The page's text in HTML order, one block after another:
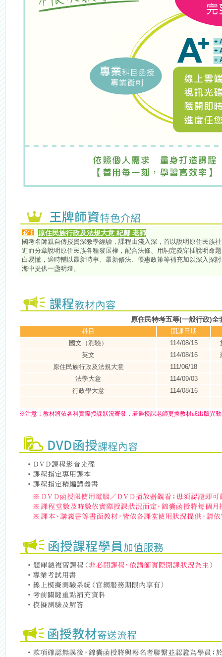
原住民族行政及法規大意 紀鄺 老師
國考名師親自傳授資深教學經驗，課程由淺入深，首以說明原住民族
進而分章說明原住民族各種發展權，配合法條、用詞定義穿插說明命
白易懂，適時輔以最新時事、最新修法、優惠政策等補充加以深入探
海中提供一盞明燈。
原住民特考五等(一般行政)全
科目
開課日期
國文（測驗）
114/08/15
英文
114/08/16
原住民族行政及法規大意
111/06/18
法學大意
114/09/03
行政學大意
114/08/16
※注意： 教材將依各科實際授課狀況寄發，若遇授課老師更換教材或出版異